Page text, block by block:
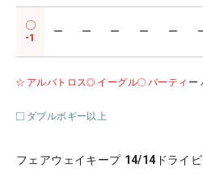
-1
ー ー ー ー ー
アルバトロス イーグル バーティ ー
ダブルボギー以上
フェアウェイキープ 14/14 ドライ